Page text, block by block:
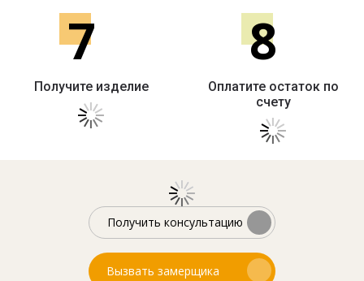
7
Получите изделие
8
Оплатите остаток по
счету
Получить консультацию
Вызвать замерщика